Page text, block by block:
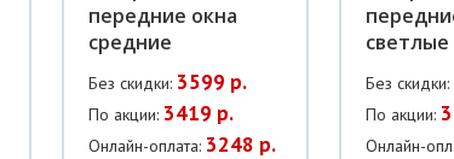
передние окна
средние
Без скидки: 3599 р.
По акции: 3419 р.
Онлайн-оплата: 3248 р.
светлые
Без скидки:
По акции:
Онлайн-